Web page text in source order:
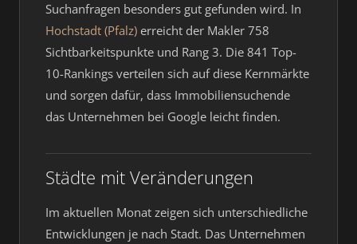
Suchanfragen besonders gut gefunden wird. In
Hochstadt (Pfalz) erreicht der Makler 758
Sichtbarkeitspunkte und Rang 3. Die 841 Top-
10-Rankings verteilen sich auf diese Kernmärkte
und sorgen dafür, dass Immobiliensuchende
das Unternehmen bei Google leicht finden.
Städte mit Veränderungen
Im aktuellen Monat zeigen sich unterschiedliche
Entwicklungen je nach Stadt. Das Unternehmen